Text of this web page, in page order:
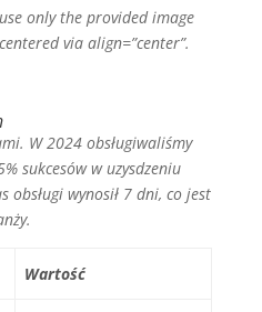
only the provided image
via align=”center”.
W 2024 obsługiwaliśmy
sukcesów w uzysdzeniu
obsługi wynosił 7 dni, co jest
Wartość